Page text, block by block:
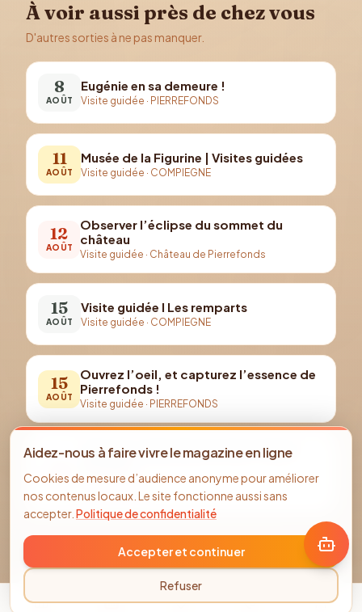
À voir aussi près de chez vous
D'autres sorties à ne pas manquer.
8
AOÛT
Eugénie en sa demeure !
Visite guidée · PIERREFONDS
11
AOÛT
Musée de la Figurine | Visites guidées
Visite guidée · COMPIEGNE
12
AOÛT
Observer l’éclipse du sommet du
château
Visite guidée · Château de Pierrefonds
15
AOÛT
Visite guidée I Les remparts
Visite guidée · COMPIEGNE
15
AOÛT
Ouvrez l’oeil, et capturez l’essence de
Pierrefonds !
Visite guidée · PIERREFONDS
AOÛT
Visite de l'abbatiale de Saint-Martin-
Visite guidée·Église abbatiale de Saint-Martin-
aux-Bois (Oise)
Aidez-nous à faire vivre le magazine en ligne
Cookies de mesure d’audience anonyme pour améliorer
nos contenus locaux. Le site fonctionne aussi sans
accepter. Politique de confidentialité
Refuser
Accepter et continuer